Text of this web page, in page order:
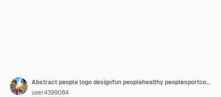
Abstract people logo designfun peoplehealthy peoplesportcommunity people symbol vector illustration
user4399084